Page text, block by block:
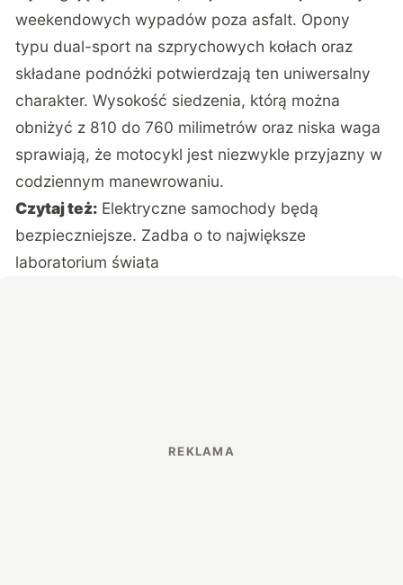
weekendowych wypadów poza asfalt. Opony
typu dual-sport na szprychowych kołach oraz
składane podnóżki potwierdzają ten uniwersalny
charakter. Wysokość siedzenia, którą można
obniżyć z 810 do 760 milimetrów oraz niska waga
sprawiają, że motocykl jest niezwykle przyjazny w
codziennym manewrowaniu.
Czytaj też: Elektryczne samochody będą
bezpieczniejsze. Zadba o to największe
laboratorium świata